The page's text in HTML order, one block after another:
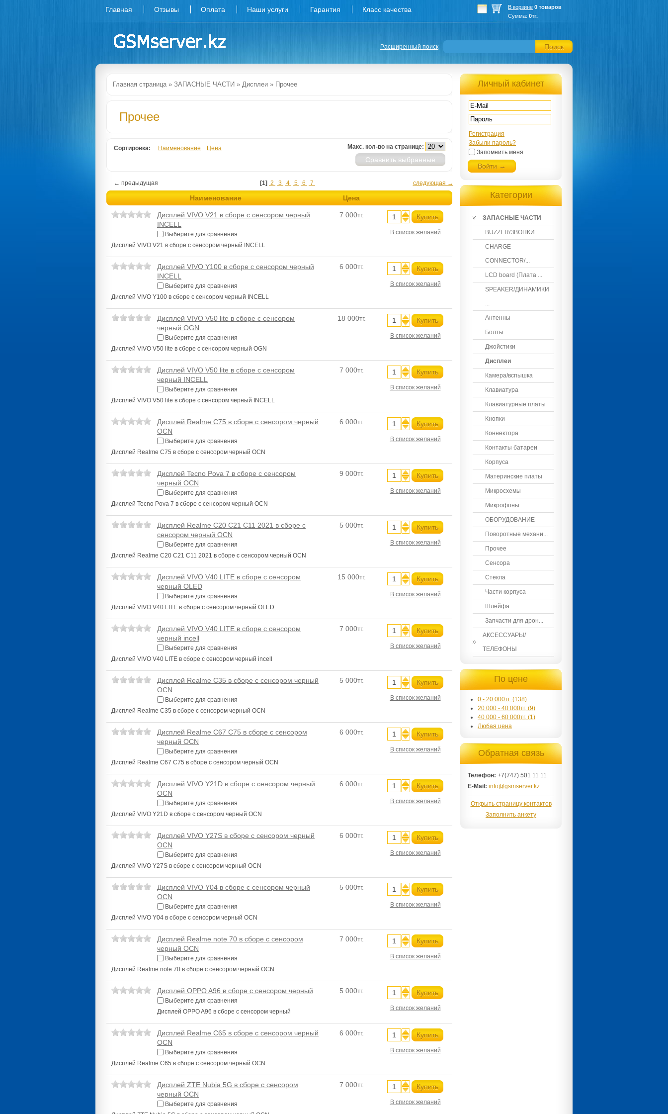
Главная Отзывы Оплата Наши услуги Гарантия Класс качества В корзине 0 товаров
Сумма: 0тг.
Расширенный поиск Поиск
Главная страница» ЗАПАСНЫЕ ЧАСТИ » Дисплеи » Прочее
Прочее
Сортировка: Наименование Цена Макс. кол-во на странице:
Сравнить выбранные
← предыдущая [1] 2 3 4 5 6 7 следующая →
Наименование Цена
Дисплей VIVO V21 в сборе с сенсором черный
INCELL
Выберите для сравнения
Дисплей VIVO V21 в сборе с сенсором черный INCELL
7 000тг. Купить
В список желаний
Дисплей VIVO Y100 в сборе с сенсором черный
INCELL
Выберите для сравнения
Дисплей VIVO Y100 в сборе с сенсором черный INCELL
6 000тг. Купить
В список желаний
Дисплей VIVO V50 lite в сборе с сенсором
черный OGN
Выберите для сравнения
Дисплей VIVO V50 lite в сборе с сенсором черный OGN
18 000тг. Купить
В список желаний
Дисплей VIVO V50 lite в сборе с сенсором
черный INCELL
Выберите для сравнения
Дисплей VIVO V50 lite в сборе с сенсором черный INCELL
7 000тг. Купить
В список желаний
Дисплей Realme C75 в сборе с сенсором черный
OCN
Выберите для сравнения
Дисплей Realme C75 в сборе с сенсором черный OCN
6 000тг. Купить
В список желаний
Дисплей Tecno Pova 7 в сборе с сенсором
черный OCN
Выберите для сравнения
Дисплей Tecno Pova 7 в сборе с сенсором черный OCN
9 000тг. Купить
В список желаний
Дисплей Realme C20 C21 C11 2021 в сборе с
сенсором черный OCN
Выберите для сравнения
Дисплей Realme C20 C21 C11 2021 в сборе с сенсором черный OCN
5 000тг. Купить
В список желаний
Дисплей VIVO V40 LITE в сборе с сенсором
черный OLED
Выберите для сравнения
Дисплей VIVO V40 LITE в сборе с сенсором черный OLED
15 000тг. Купить
В список желаний
Дисплей VIVO V40 LITE в сборе с сенсором
черный incell
Выберите для сравнения
Дисплей VIVO V40 LITE в сборе с сенсором черный incell
7 000тг. Купить
В список желаний
Дисплей Realme C35 в сборе с сенсором черный
OCN
Выберите для сравнения
Дисплей Realme C35 в сборе с сенсором черный OCN
5 000тг. Купить
В список желаний
Дисплей Realme C67 C75 в сборе с сенсором
черный OCN
Выберите для сравнения
Дисплей Realme C67 C75 в сборе с сенсором черный OCN
6 000тг. Купить
В список желаний
Дисплей VIVO Y21D в сборе с сенсором черный
OCN
Выберите для сравнения
Дисплей VIVO Y21D в сборе с сенсором черный OCN
6 000тг. Купить
В список желаний
Дисплей VIVO Y27S в сборе с сенсором черный
OCN
Выберите для сравнения
Дисплей VIVO Y27S в сборе с сенсором черный OCN
6 000тг. Купить
В список желаний
Дисплей VIVO Y04 в сборе с сенсором черный
OCN
Выберите для сравнения
Дисплей VIVO Y04 в сборе с сенсором черный OCN
5 000тг. Купить
В список желаний
Дисплей Realme note 70 в сборе с сенсором
черный OCN
Выберите для сравнения
Дисплей Realme note 70 в сборе с сенсором черный OCN
7 000тг. Купить
В список желаний
Дисплей OPPO A96 в сборе с сенсором черный
Выберите для сравнения
Дисплей OPPO A96 в сборе с сенсором черный
5 000тг. Купить
В список желаний
Дисплей Realme C65 в сборе с сенсором черный
OCN
Выберите для сравнения
Дисплей Realme C65 в сборе с сенсором черный OCN
6 000тг. Купить
В список желаний
Дисплей ZTE Nubia 5G в сборе с сенсором
черный OCN
Выберите для сравнения
7 000тг. Купить
В список желаний
Личный кабинет
Регистрация
Забыли пароль?
Запомнить меня
Войти →
Категории
ЗАПАСНЫЕ ЧАСТИ
BUZZER/ЗВОНКИ
CHARGE
CONNECTOR/...
LCD board (Плата ...
SPEAKER/ДИНАМИКИ
...
Антенны
Болты
Джойстики
Дисплеи
Камера/вспышка
Клавиатура
Клавиатурные платы
Кнопки
Коннектора
Контакты батареи
Корпуса
Материнские платы
Микросхемы
Микрофоны
ОБОРУДОВАНИЕ
Поворотные механи...
Прочее
Сенсора
Стекла
Части корпуса
Шлейфа
Запчасти для дрон...
АКСЕССУАРЫ/
ТЕЛЕФОНЫ
По цене
0 - 20 000тг. (138)
20 000 - 40 000тг. (9)
40 000 - 60 000тг. (1)
Любая цена
Обратная связь
Телефон: +7(747) 501 11 11
E-Mail: info@gsmserver.kz
Открыть страницу контактов
Заполнить анкету